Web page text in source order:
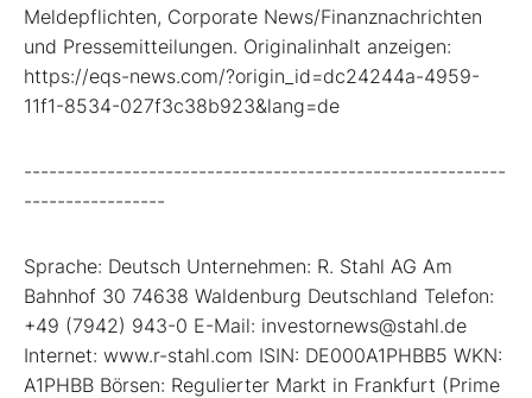
Meldepflichten, Corporate News/Finanznachrichten
und Pressemitteilungen. Originalinhalt anzeigen:
https://eqs-news.com/?origin_id=dc24244a-4959-
11f1-8534-027f3c38b923&lang=de
----------------------------------------------------------
-----------------
Sprache: Deutsch Unternehmen: R. Stahl AG Am
Bahnhof 30 74638 Waldenburg Deutschland Telefon:
+49 (7942) 943-0 E-Mail: investornews@stahl.de
Internet: www.r-stahl.com ISIN: DE000A1PHBB5 WKN:
A1PHBB Börsen: Regulierter Markt in Frankfurt (Prime